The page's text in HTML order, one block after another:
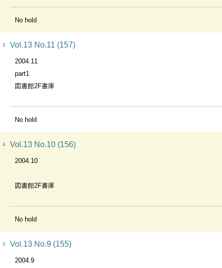
No hold
3 Vol.13 No.11 (157)
2004.11
part1
図書館2F書庫
No hold
4 Vol.13 No.10 (156)
2004.10
図書館2F書庫
No hold
5 Vol.13 No.9 (155)
2004.9